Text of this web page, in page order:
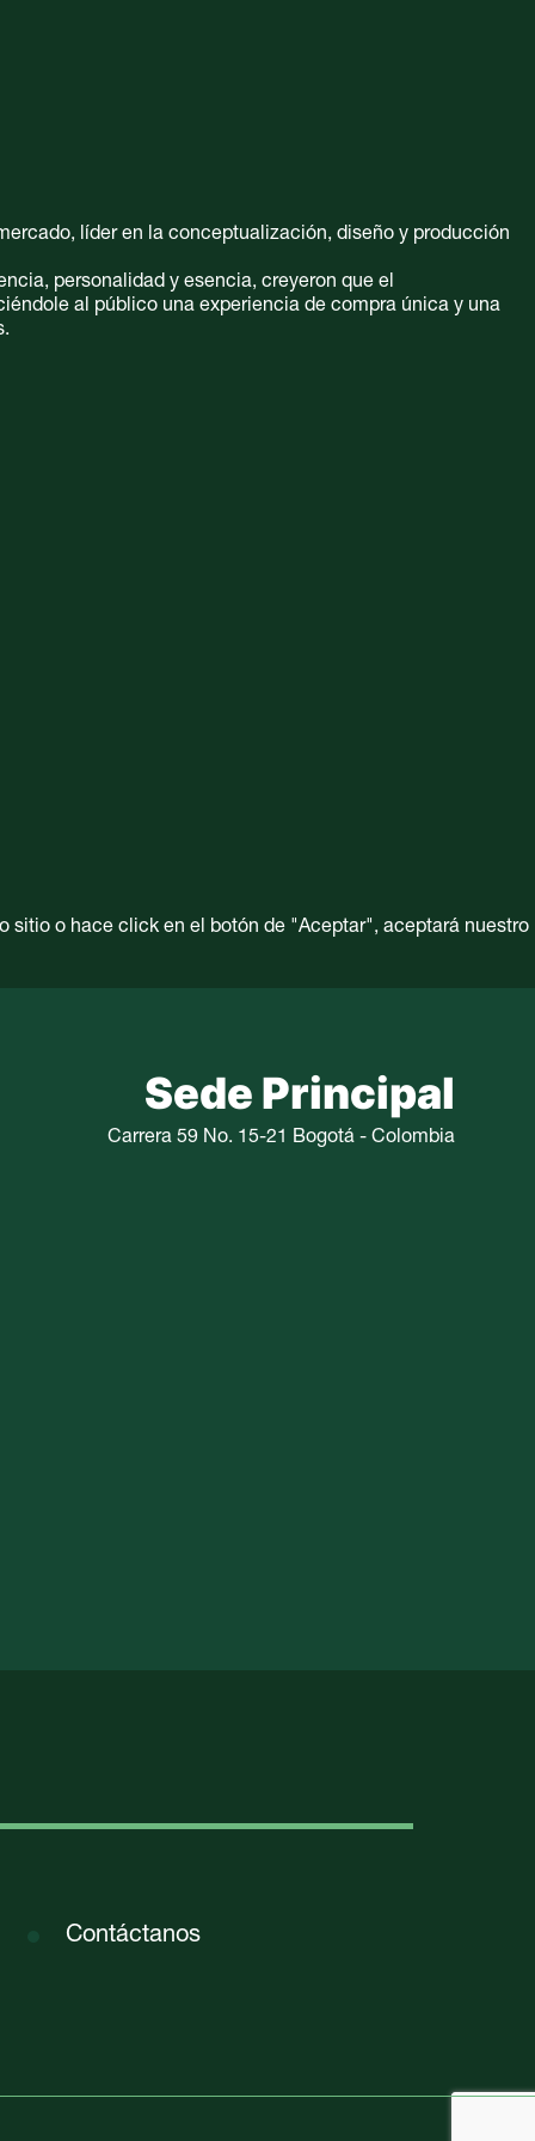
líder en la conceptualización, diseño y producción
personalidad y esencia, creyeron que el
al público una experiencia de compra única y una
sitio o hace click en el botón de "Aceptar", aceptará nuestro
Sede Principal
Carrera 59 No. 15-21 Bogotá - Colombia
Contáctanos